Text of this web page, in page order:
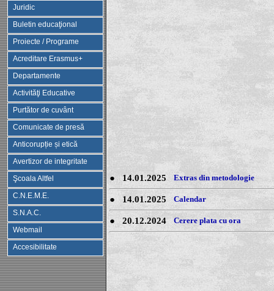
Juridic
Buletin educaţional
Proiecte / Programe
Acreditare Erasmus+
Departamente
Activităţi Educative
Purtător de cuvânt
Comunicate de presă
Anticorupție și etică
Avertizor de integritate
Şcoala Altfel
C.N.E.M.E.
S.N.A.C.
Webmail
Accesibilitate
●14.01.2025 Extras din metodologie
● 14.01.2025 Calendar
● 20.12.2024 Cerere plata cu ora